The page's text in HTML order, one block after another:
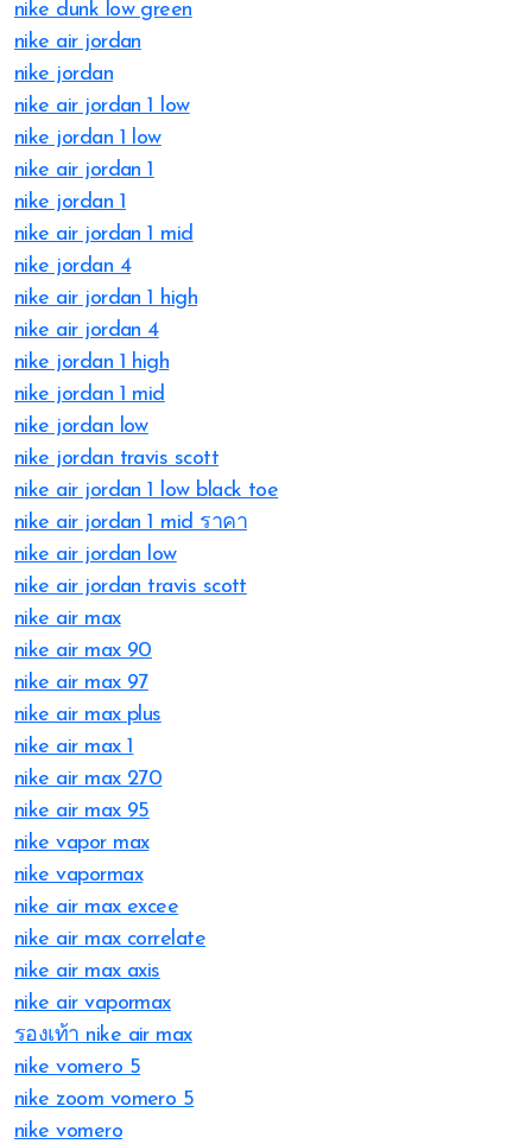
nike dunk low green
nike air jordan
nike jordan
nike air jordan 1 low
nike jordan 1 low
nike air jordan 1
nike jordan 1
nike air jordan 1 mid
nike jordan 4
nike air jordan 1 high
nike air jordan 4
nike jordan 1 high
nike jordan 1 mid
nike jordan low
nike jordan travis scott
nike air jordan 1 low black toe
nike air jordan 1 mid ราคา
nike air jordan low
nike air jordan travis scott
nike air max
nike air max 90
nike air max 97
nike air max plus
nike air max 1
nike air max 270
nike air max 95
nike vapor max
nike vapormax
nike air max excee
nike air max correlate
nike air max axis
nike air vapormax
รองเท้า nike air max
nike vomero 5
nike zoom vomero 5
nike vomero